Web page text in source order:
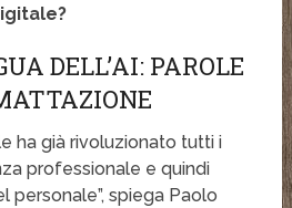
DELL’AI: PAROLE
ha già rivoluzionato tutti i
professionale e quindi
personale”, spiega Paolo